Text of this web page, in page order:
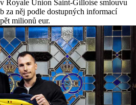
Royale Union Saint-Gilloise smlouvu
za něj podle dostupných informací
milionů eur.